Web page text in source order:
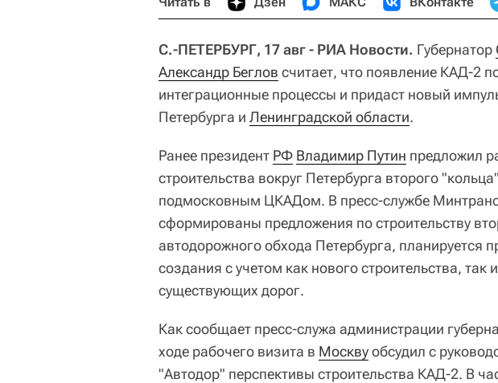
С.-ПЕТЕРБУРГ, 17 авг - РИА Новости. Губернатор
Александр Беглов считает, что появление КАД-2
интеграционные процессы и придаст новый
Петербурга и Ленинградской области.
Ранее президент РФ Владимир Путин предложил
строительства вокруг Петербурга второго
подмосковным ЦКАДом. В пресс-службе
сформированы предложения по строительству
автодорожного обхода Петербурга, планируется
создания с учетом как нового строительства, так
существующих дорог.
Как сообщает пресс-служа администрации
ходе рабочего визита в Москвуобсудил с
"Автодор" перспективы строительства КАД-2. В